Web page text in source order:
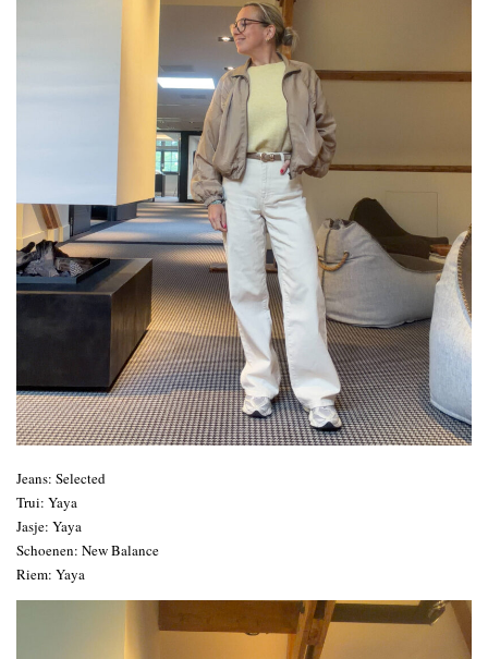
Jeans: Selected
Trui: Yaya
Jasje: Yaya
Schoenen: New Balance
Riem: Yaya